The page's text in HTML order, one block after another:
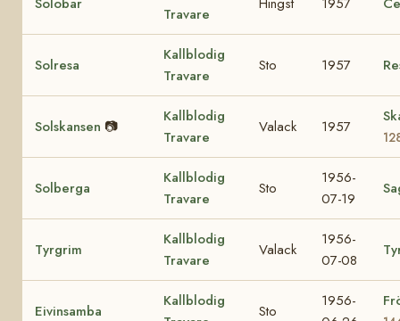
Travare
Solresa
Kallblodig
Travare
Sto 1957
Solskansen 📷
Kallblodig
Travare
Valack 1957
Solberga
Kallblodig
Travare
Sto
1956-
07-19
Tyrgrim
Kallblodig
Travare
Valack
1956-
07-08
Eivinsamba
Kallblodig
Sto
1956-